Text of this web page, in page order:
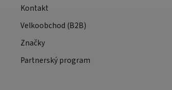
Kontakt
Velkoobchod (B2B)
Značky
Partnerský program